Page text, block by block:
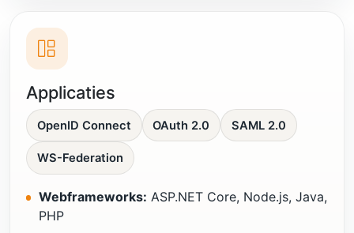
Applicaties
OpenID Connect OAuth 2.0 SAML 2.0
WS-Federation
Webframeworks: ASP.NET Core, Node.js, Java,
PHP